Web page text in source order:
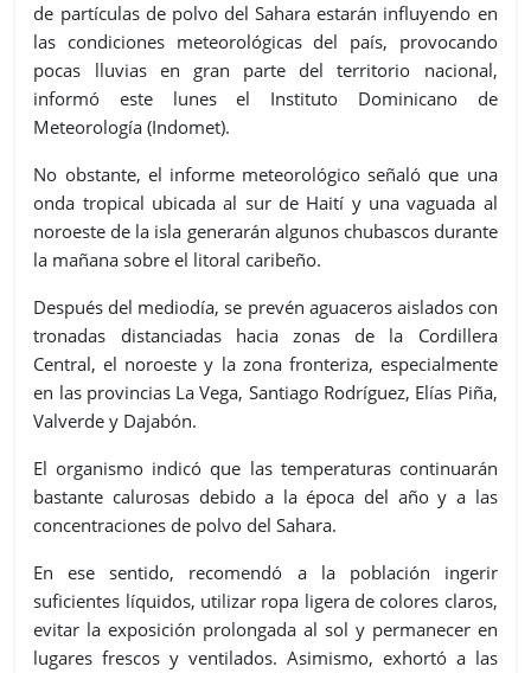
de partículas de polvo del Sahara estarán influyendo en
las condiciones meteorológicas del país, provocando
pocas lluvias en gran parte del territorio nacional,
informó este lunes el Instituto Dominicano de
Meteorología (Indomet).
No obstante, el informe meteorológico señaló que una
onda tropical ubicada al sur de Haití y una vaguada al
noroeste de la isla generarán algunos chubascos durante
la mañana sobre el litoral caribeño.
Después del mediodía, se prevén aguaceros aislados con
tronadas distanciadas hacia zonas de la Cordillera
Central, el noroeste y la zona fronteriza, especialmente
en las provincias La Vega, Santiago Rodríguez, Elías Piña,
Valverde y Dajabón.
El organismo indicó que las temperaturas continuarán
bastante calurosas debido a la época del año y a las
concentraciones de polvo del Sahara.
En ese sentido, recomendó a la población ingerir
suficientes líquidos, utilizar ropa ligera de colores claros,
evitar la exposición prolongada al sol y permanecer en
lugares frescos y ventilados. Asimismo, exhortó a las